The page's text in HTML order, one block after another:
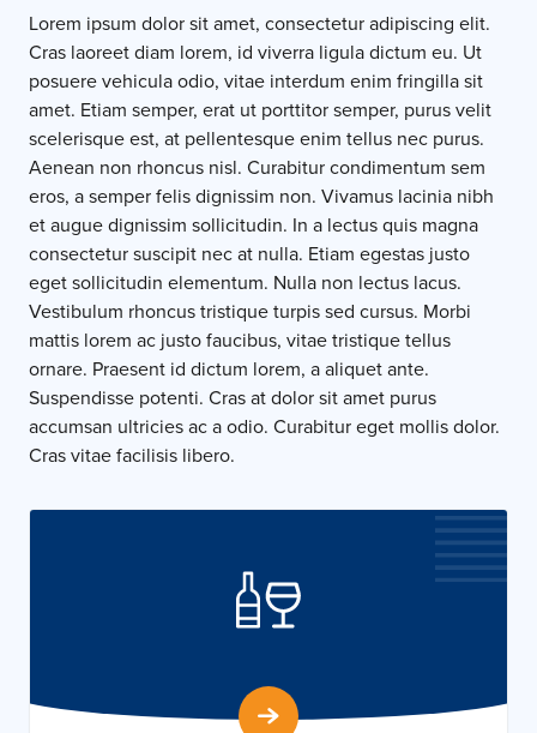
Lorem ipsum dolor sit amet, consectetur adipiscing elit.
Cras laoreet diam lorem, id viverra ligula dictum eu. Ut
posuere vehicula odio, vitae interdum enim fringilla sit
amet. Etiam semper, erat ut porttitor semper, purus velit
scelerisque est, at pellentesque enim tellus nec purus.
Aenean non rhoncus nisl. Curabitur condimentum sem
eros, a semper felis dignissim non. Vivamus lacinia nibh
et augue dignissim sollicitudin. In a lectus quis magna
consectetur suscipit nec at nulla. Etiam egestas justo
eget sollicitudin elementum. Nulla non lectus lacus.
Vestibulum rhoncus tristique turpis sed cursus. Morbi
mattis lorem ac justo faucibus, vitae tristique tellus
ornare. Praesent id dictum lorem, a aliquet ante.
Suspendisse potenti. Cras at dolor sit amet purus
accumsan ultricies ac a odio. Curabitur eget mollis dolor.
Cras vitae facilisis libero.